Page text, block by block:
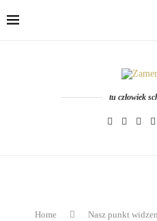
tu człowiek
Home Nasz punkt